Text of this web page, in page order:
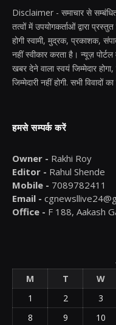
Disclaimer - समाचार से
तत्वों में उपयोगकर्ताओं द्वारा
होगी स्वामी, मुद्रक, प्रकाशक,
नहीं स्वीकार करता है। न्यूज़
खबर देने वाला स्वयं जिम्मेदार
जिम्मेदारी नहीं होगी. सभी विवादों
हमसे सम्पर्क करें
Owner - Rakhi Roy
Editor - Rahul Shende
Mobile - 7089782411
Email -
Office - F 188, Aakash
M
T W
1
2 3
8
9 10